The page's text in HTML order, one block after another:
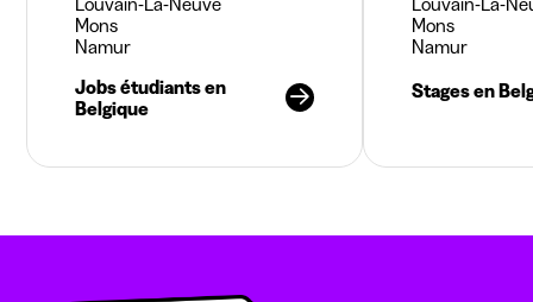
Mons
Namur
Jobs étudiants en
Belgique
Mons
Namur
Stages en